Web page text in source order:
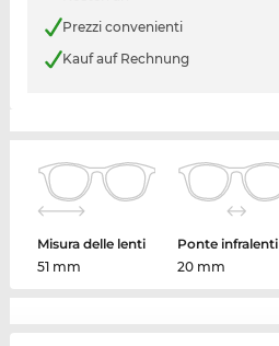
Prezzi convenienti
Kauf auf Rechnung
Misura delle lenti
51 mm
Ponte infralenti
20 mm